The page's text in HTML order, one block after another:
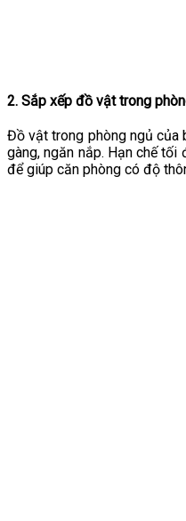
2. Sắp xếp đồ vật trong
Đồ vật trong phòng ngủ của
gàng, ngăn nắp. Hạn chế
để giúp căn phòng có độ